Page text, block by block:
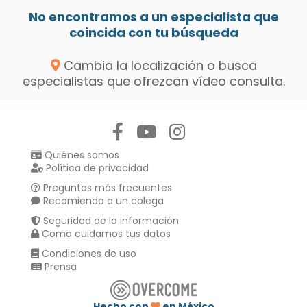
No encontramos a un especialista que
coincida con tu búsqueda
Cambia la localización o busca
especialistas que ofrezcan vídeo consulta.
Quiénes somos
Política de privacidad
Preguntas más frecuentes
Recomienda a un colega
Seguridad de la información
Como cuidamos tus datos
Condiciones de uso
Prensa